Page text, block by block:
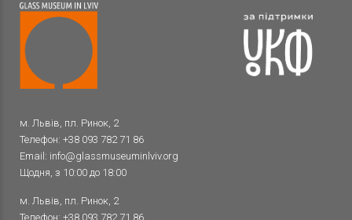
м. Львів, пл. Ринок, 2
Телефон: +38 093 782 71 86
Email: info@glassmuseuminlviv.org
Щодня, з 10:00 до 18:00
м. Львів, пл. Ринок, 2
Телефон: +38 093 782 71 86